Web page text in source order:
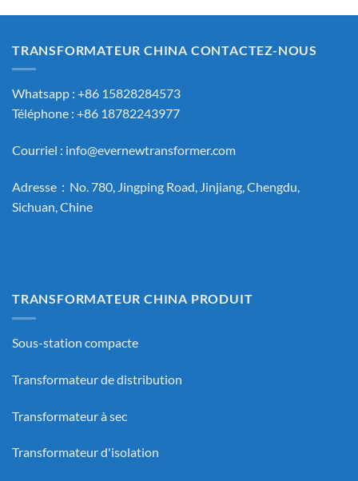
TRANSFORMATEUR CHINA CONTACTEZ-NOUS
Whatsapp : +86 15828284573
Téléphone : +86 18782243977
Courriel : info@evernewtransformer.com
Adresse：No. 780, Jingping Road, Jinjiang, Chengdu,
Sichuan, Chine
TRANSFORMATEUR CHINA PRODUIT
Sous-station compacte
Transformateur de distribution
Transformateur à sec
Transformateur d'isolation